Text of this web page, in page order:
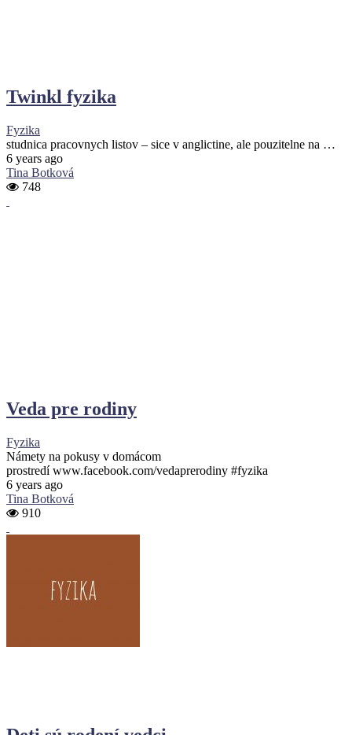
Twinkl fyzika
Fyzika
studnica pracovnych listov – sice v anglictine, ale pouzitelne na …
6 years ago
Tina Botková
748
Veda pre rodiny
Fyzika
Námety na pokusy v domácom
prostredí www.facebook.com/vedaprerodiny #fyzika
6 years ago
Tina Botková
910